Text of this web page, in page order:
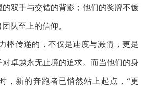
双手与交错的背影；他们的奖牌不镀
队至上的信仰。
棒传递的，不仅是速度与激情，更是
卓越永无止境的追求。而当他们的身
，新的奔跑者已悄然站上起点，“更